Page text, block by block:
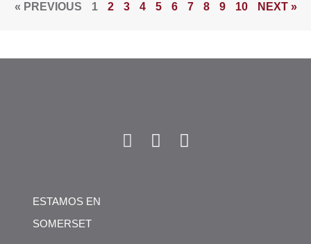
« PREVIOUS 1 2 3 4 5 6 7 8 9 10 NEXT »
ESTAMOS EN
SOMERSET